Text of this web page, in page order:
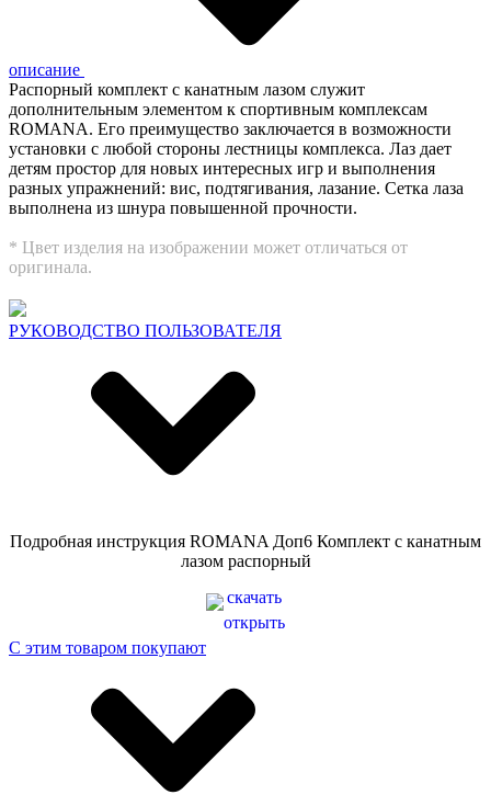
описание
Распорный комплект с канатным лазом служит
дополнительным элементом к спортивным комплексам
ROMANA. Его преимущество заключается в возможности
установки с любой стороны лестницы комплекса. Лаз дает
детям простор для новых интересных игр и выполнения
разных упражнений: вис, подтягивания, лазание. Сетка лаза
выполнена из шнура повышенной прочности.
* Цвет изделия на изображении может отличаться от
оригинала.
РУКОВОДСТВО ПОЛЬЗОВАТЕЛЯ
Подробная инструкция ROMANA Доп6 Комплект с канатным
лазом распорный
скачать
открыть
С этим товаром покупают